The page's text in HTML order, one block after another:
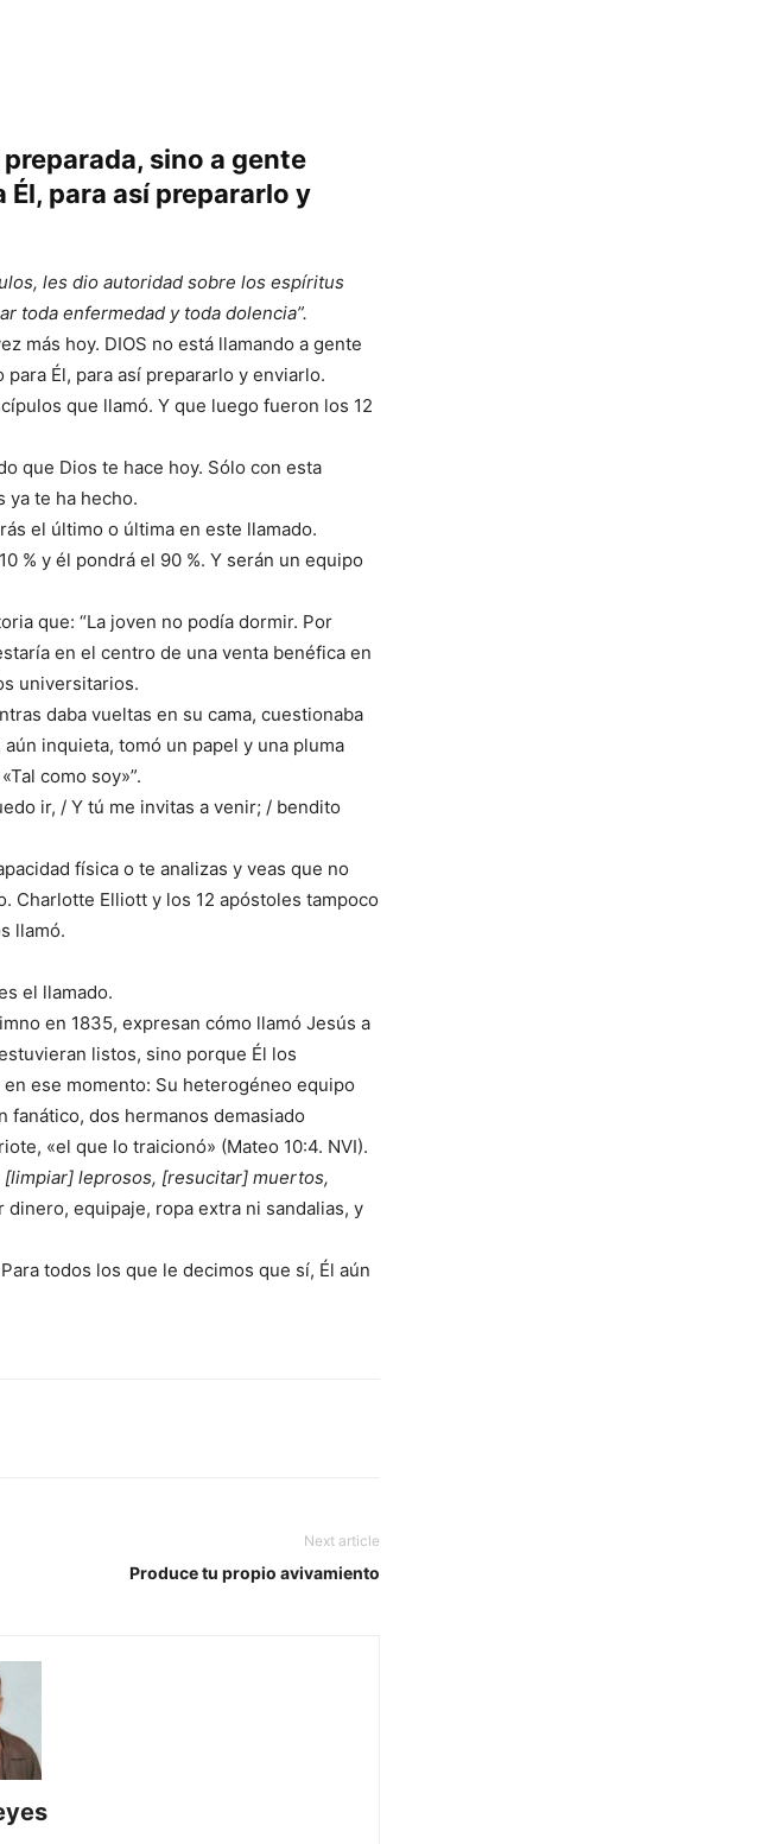
sino a gente
para así prepararlo y
les dio autoridad sobre los espíritus
toda enfermedad y toda dolencia”.
más hoy. DIOS no está llamando a gente
Él, para así prepararlo y enviarlo.
que llamó. Y que luego fueron los 12
que Dios te hace hoy. Sólo con esta
ya te ha hecho.
el último o última en este llamado.
% y él pondrá el 90 %. Y serán un equipo
que: “La joven no podía dormir. Por
en el centro de una venta benéfica en
universitarios.
daba vueltas en su cama, cuestionaba
inquieta, tomó un papel y una pluma
como soy»”.
ir, / Y tú me invitas a venir; / bendito
física o te analizas y veas que no
Charlotte Elliott y los 12 apóstoles tampoco
llamó.
el llamado.
en 1835, expresan cómo llamó Jesús a
listos, sino porque Él los
ese momento: Su heterogéneo equipo
fanático, dos hermanos demasiado
«el que lo traicionó» (Mateo 10:4. NVI).
[limpiar] leprosos, [resucitar] muertos,
dinero, equipaje, ropa extra ni sandalias, y
todos los que le decimos que sí, Él aún
Next article
Produce tu propio avivamiento